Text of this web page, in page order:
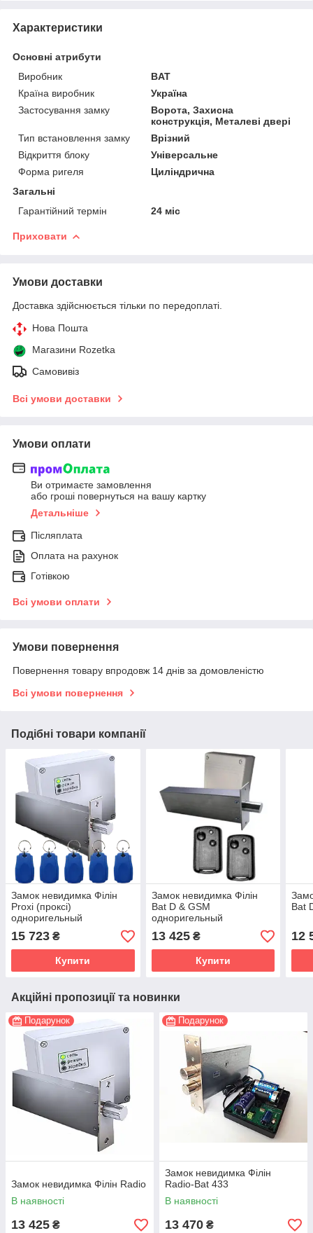
Характеристики
Основні атрибути
Виробник
BAT
Країна виробник
Україна
Застосування замку
Ворота, Захисна
конструкція, Металеві двері
Тип встановлення замку
Врізний
Відкриття блоку
Універсальне
Форма ригеля
Циліндрична
Загальні
Гарантійний термін
24 міс
Приховати
Умови доставки
Доставка здійснюється тільки по передоплаті.
Нова Пошта
Магазини Rozetka
Самовивіз
Всі умови доставки
Умови оплати
Ви отримаєте замовлення
або гроші повернуться на вашу картку
Детальніше
Післяплата
Оплата на рахунок
Готівкою
Всі умови оплати
Умови повернення
Повернення товару впродовж 14 днів за домовленістю
Всі умови повернення
Подібні товари компанії
Замок невидимка Філін
Proxi (проксі)
одноригельный
15 723 ₴
Купити
Замок невидимка Філін
Bat D & GSM
одноригельный
13 425₴
Купити
Bat
12
Акційні пропозиції та новинки
Подарунок
Замок невидимка Філін Radio
В наявності
13 425 ₴
Подарунок
Замок невидимка Філін
Radio-Bat 433
В наявності
13 470 ₴